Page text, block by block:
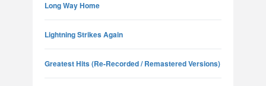
Long Way Home
Lightning Strikes Again
Greatest Hits (Re-Recorded / Remastered Versions)